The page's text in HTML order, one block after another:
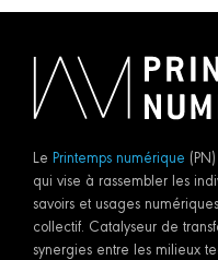
Le Printemps numérique
qui vise à rassembler les
savoirs et usages
collectif. Catalyseur de
synergies entre les milieux